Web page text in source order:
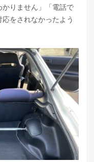
かりません」「電話で
をされなかったよう